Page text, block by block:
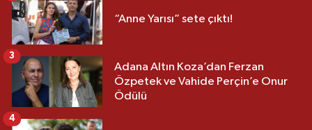
“Anne Yarısı” sete çıktı!
Adana Altın Koza’dan Ferzan
Özpetek ve Vahide Perçin’e Onur
Ödülü
3
4